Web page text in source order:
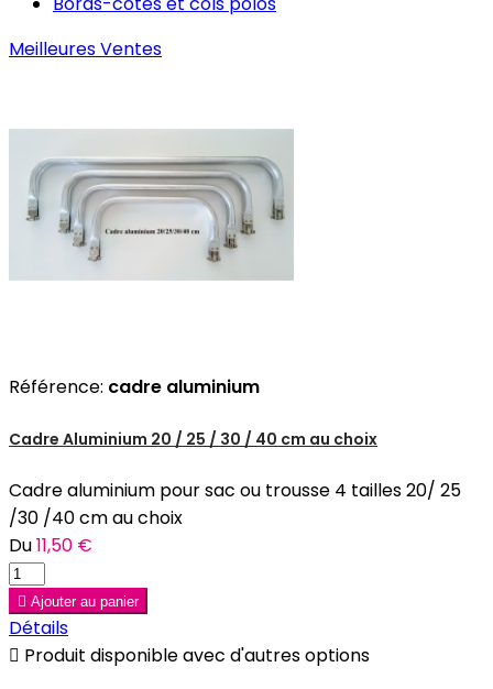
Meilleures Ventes
Référence: cadre aluminium
Cadre Aluminium 20 / 25 / 30 / 40 cm au choix
Cadre aluminium pour sac ou trousse 4 tailles 20/ 25
/30 /40 cm au choix
Du11,50 €
 Ajouter au panier
Détails
 Produit disponible avec d'autres options